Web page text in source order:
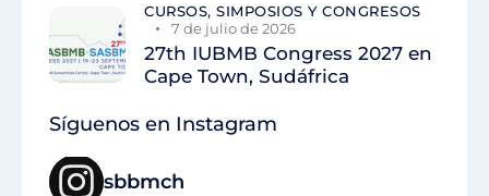
CURSOS, SIMPOSIOS Y CONGRESOS
7 de julio de 2026
27th IUBMB Congress 2027 en
Cape Town, Sudáfrica
Síguenos en Instagram
sbbmch